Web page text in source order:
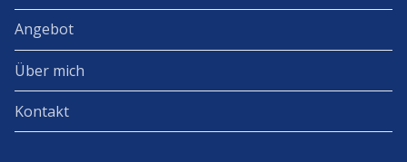
Angebot
Über mich
Kontakt